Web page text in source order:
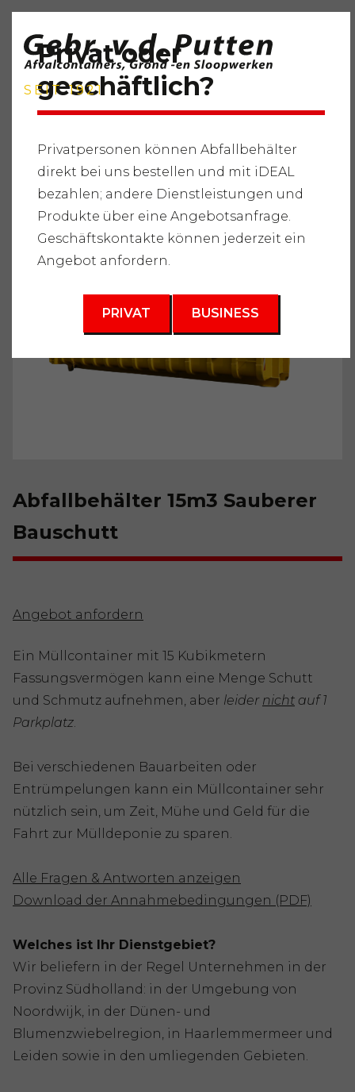
SEIT 1921
Startseite " Dienstleistungen " Abfallbehälter "Sauberer
Schutt " Abfallbehälter 15m3
15 m3
Abfallbehälter 15m3 Sauberer
Bauschutt
Angebot anfordern
Ein Müllcontainer mit 15 Kubikmetern
Fassungsvermögen kann eine Menge Schutt
und Schmutz aufnehmen, aber leider nicht auf 1
Parkplatz.
Bei verschiedenen Bauarbeiten oder
Entrümpelungen kann ein Müllcontainer sehr
nützlich sein, um Zeit, Mühe und Geld für die
Fahrt zur Mülldeponie zu sparen.
Alle Fragen & Antworten anzeigen
Download der Annahmebedingungen (PDF)
Welches ist Ihr Dienstgebiet?
Wir beliefern in der Regel Unternehmen in der
Provinz Südholland: in der Umgebung von
Noordwijk, in der Dünen- und
Blumenzwiebelregion, in Haarlemmermeer und
Leiden sowie in den umliegenden Gebieten.
Privat oder
geschäftlich?
Privatpersonen können Abfallbehälter
direkt bei uns bestellen und mit iDEAL
bezahlen; andere Dienstleistungen und
Produkte über eine Angebotsanfrage.
Geschäftskontakte können jederzeit ein
Angebot anfordern.
PRIVAT BUSINESS